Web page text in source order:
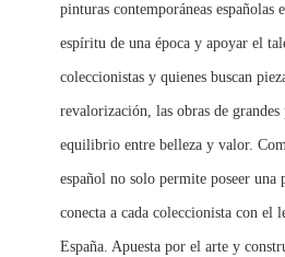
pinturas contemporáneas españolas
espíritu de una época y apoyar el
coleccionistas y quienes buscan
revalorización, las obras de
equilibrio entre belleza y valor.
español no solo permite poseer una
conecta a cada coleccionista con el
España. Apuesta por el arte y